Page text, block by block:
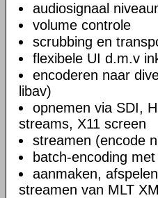
audiosignaal
volume controle
scrubbing en
flexibele UI d.m.v
encoderen naar
libav)
opnemen via SDI,
streams, X11 screen
streamen (encode
batch-encoding
aanmaken,
streamen van MLT